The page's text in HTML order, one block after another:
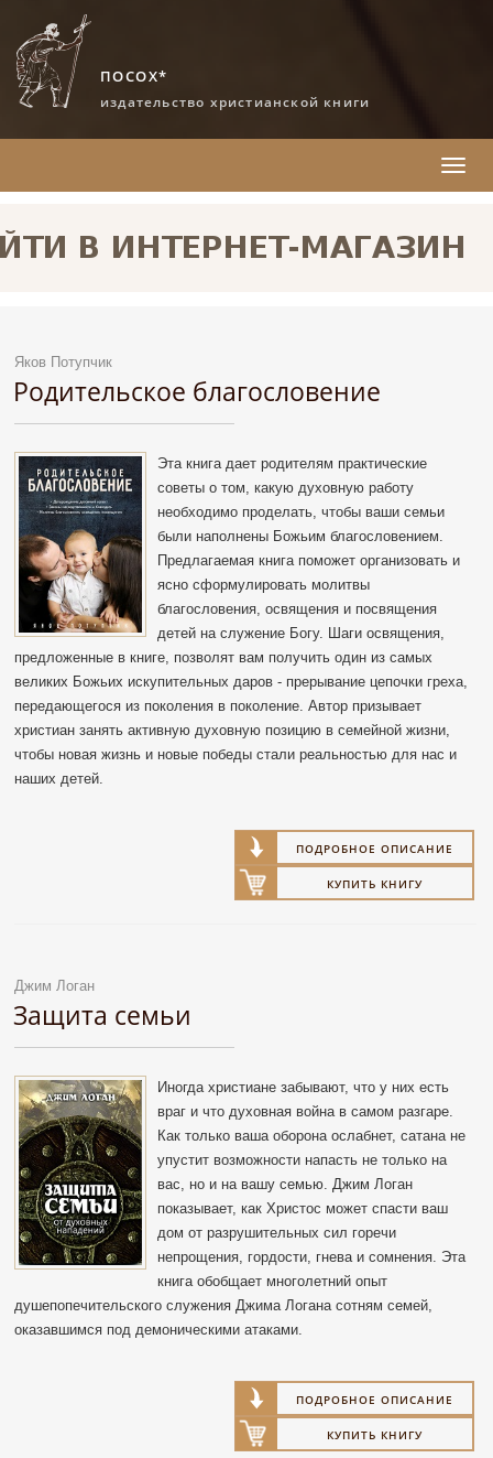
ПОСОХ*
издательство христианской книги
Toggle
ГЛАВНАЯ КАТАЛОГ КАТЕГОРИЯ: ДУШЕПОПЕЧЕНИЕ
Яков Потупчик
Родительское благословение
Эта книга дает родителям практические
советы о том, какую духовную работу
необходимо проделать, чтобы ваши семьи
были наполнены Божьим благословением.
Предлагаемая книга поможет организовать и
ясно сформулировать молитвы
благословения, освящения и посвящения
детей на служение Богу. Шаги освящения,
предложенные в книге, позволят вам получить один из самых
великих Божьих искупительных даров - прерывание цепочки греха,
передающегося из поколения в поколение. Автор призывает
христиан занять активную духовную позицию в семейной жизни,
чтобы новая жизнь и новые победы стали реальностью для нас и
наших детей.
ПОДРОБНОЕ ОПИСАНИЕ
КУПИТЬ КНИГУ
Джим Логан
Защита семьи
Иногда христиане забывают, что у них есть
враг и что духовная война в самом разгаре.
Как только ваша оборона ослабнет, сатана не
упустит возможности напасть не только на
вас, но и на вашу семью. Джим Логан
показывает, как Христос может спасти ваш
дом от разрушительных сил горечи
непрощения, гордости, гнева и сомнения. Эта
книга обобщает многолетний опыт
душепопечительского служения Джима Логана сотням семей,
оказавшимся под демоническими атаками.
ПОДРОБНОЕ ОПИСАНИЕ
КУПИТЬ КНИГУ